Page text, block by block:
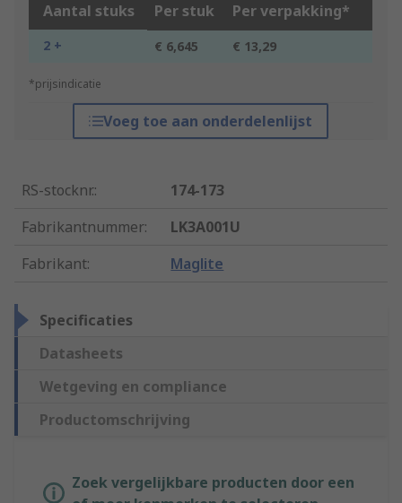
Aantal stuks Per stuk Per verpakking*
2 + € 6,645 € 13,29
*prijsindicatie
Voeg toe aan onderdelenlijst
RS-stocknr.:
174-173
Fabrikantnummer:
LK3A001U
Fabrikant: Maglite
Specificaties
Datasheets
Wetgeving en compliance
Productomschrijving
Zoek vergelijkbare producten door een